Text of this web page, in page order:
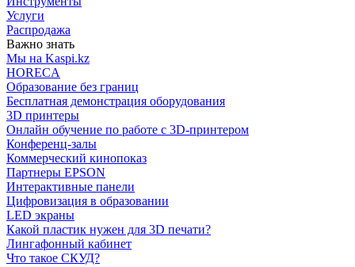
Услуги
Распродажа
Важно знать
Мы на Kaspi.kz
HORECA
Образование без границ
Бесплатная демонстрация оборудования
3D принтеры
Онлайн обучение по работе с 3D-принтером
Конференц-залы
Коммерческий кинопоказ
Партнеры EPSON
Интерактивные панели
Цифровизация в образовании
LED экраны
Какой пластик нужен для 3D печати?
Лингафонный кабинет
Что такое СКУД?